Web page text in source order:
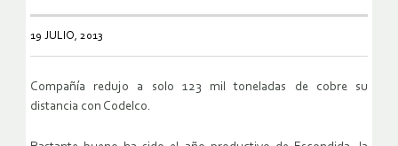
19 JULIO, 2013
Compañía redujo a solo 123 mil toneladas de cobre su
distancia con Codelco.